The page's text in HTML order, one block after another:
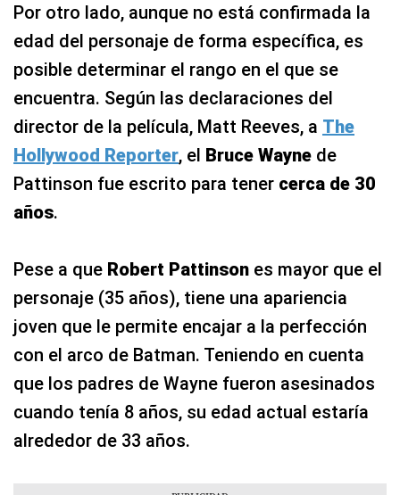
Por otro lado, aunque no está confirmada la
edad del personaje de forma específica, es
posible determinar el rango en el que se
encuentra. Según las declaraciones del
director de la película, Matt Reeves, a The
Hollywood Reporter, el Bruce Wayne de
Pattinson fue escrito para tener cerca de 30
años.
Pese a que Robert Pattinson es mayor que el
personaje (35 años), tiene una apariencia
joven que le permite encajar a la perfección
con el arco de Batman. Teniendo en cuenta
que los padres de Wayne fueron asesinados
cuando tenía 8 años, su edad actual estaría
alrededor de 33 años.